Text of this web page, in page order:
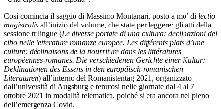
Così comincia il saggio di Massimo Montanari, posto a mo’ dilectio
magistralisall’inizio del volume, che state per leggere: gli atti della
sessione trilingue (Le diverse portate di una cultura: declinazioni del
cibo nelle letterature romanze europee. Les différents plats d’une
culture: déclinaisons de la nourriture dans les littératures
européennes-romanes. Die verschiedenen Gerichte einer Kultur:
Deklinationen des Essens in den europäisch-romanischen
Literaturen) all’interno del Romanistentag 2021, organizzato
dall’università di Augsburg e tenutosi nelle giornate dal 4 al 7
ottobre 2021 in modalità telematica, poiché si era ancora nel pieno